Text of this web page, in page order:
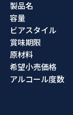
製品名 ：
容量 ：
ビアスタイル
賞味期限 ：
原材料 ：
希望小売価格
アルコール度